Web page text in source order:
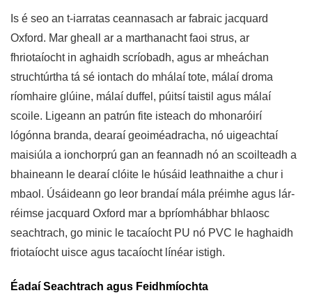
Is é seo an t-iarratas ceannasach ar fabraic jacquard
Oxford. Mar gheall ar a marthanacht faoi strus, ar
fhriotaíocht in aghaidh scríobadh, agus ar mheáchan
struchtúrtha tá sé iontach do mhálaí tote, málaí droma
ríomhaire glúine, málaí duffel, púitsí taistil agus málaí
scoile. Ligeann an patrún fite isteach do mhonaróirí
lógónna branda, dearaí geoiméadracha, nó uigeachtaí
maisiúla a ionchorprú gan an feannadh nó an scoilteadh a
bhaineann le dearaí clóite le húsáid leathnaithe a chur i
mbaol. Úsáideann go leor brandaí mála préimhe agus lár-
réimse jacquard Oxford mar a bpríomhábhar bhlaosc
seachtrach, go minic le tacaíocht PU nó PVC le haghaidh
friotaíocht uisce agus tacaíocht línéar istigh.
Éadaí Seachtrach agus Feidhmíochta